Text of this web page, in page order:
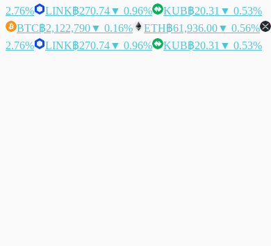
2.76%
LINK฿270.74▼ 0.96% KUB฿20.31 ▼ 0.53%
BTC฿2,122,790▼ 0.16% ETH฿61,936.00▼ 0.56%
2.76%
LINK฿270.74▼ 0.96% KUB฿20.31 ▼ 0.53%